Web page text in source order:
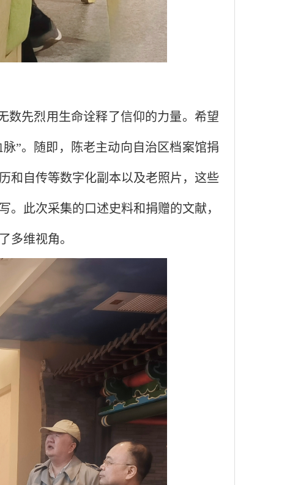
数先烈用生命诠释了信仰的力量。希望
脉”。 随即，陈老主动向自治区档案馆捐
和自传等数字化副本以及老照片，这些
此次采集的口述史料和捐赠的文献，
多维视角。